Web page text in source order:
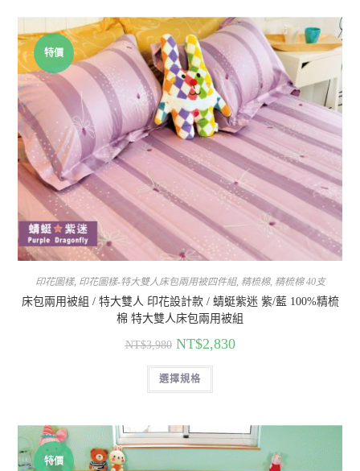
特價
印花圖樣, 印花圖樣-特大雙人床包兩用被四件組, 精梳棉, 精梳棉 40支
床包兩用被組 / 特大雙人 印花設計款 / 蜻蜓紫迷 紫/藍 100%精梳
棉 特大雙人床包兩用被組
NT$3,980 NT$2,830
選擇規格
特價